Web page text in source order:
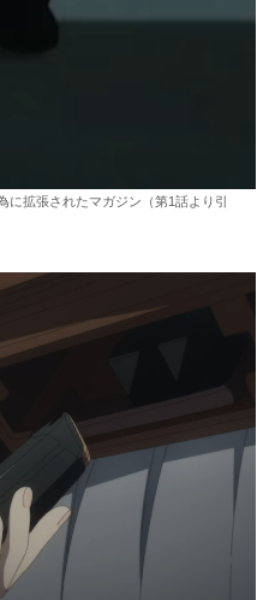
拡張されたマガジン（第1話より引